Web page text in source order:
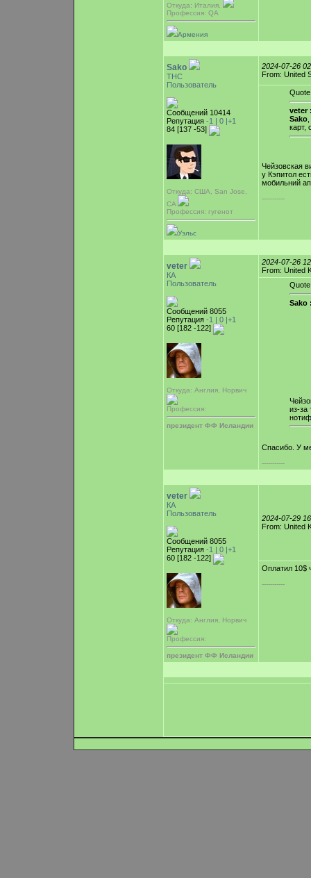
Откуда: Италия,
Профессия: QA
Армения
Sako
ТНС
Пользователь
Сообщений 10414
Репутация -1 | 0 |+1
84 [137 -53]
Откуда: США, San Jose,
CA
Профессия: гугенот
Уэльс
2024-07-26
From: United
Quote
veter
Sako
карт,
Чейзовская
у Кэпитол
мобильний
-----------
veter
КА
Пользователь
Сообщений 8055
Репутация -1 | 0 |+1
60 [182 -122]
Откуда: Англия, Норвич
Профессия:
президент ФФ Исландии
2024-07-26
From: United
Quote
Sako
из-за
Спасибо. У
-----------
veter
КА
Пользователь
Сообщений 8055
Репутация -1 | 0 |+1
60 [182 -122]
Откуда: Англия, Норвич
Профессия:
президент ФФ Исландии
2024-07-29
From: United
Оплатил 10$
-----------